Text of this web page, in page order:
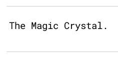
The Magic Crystal.